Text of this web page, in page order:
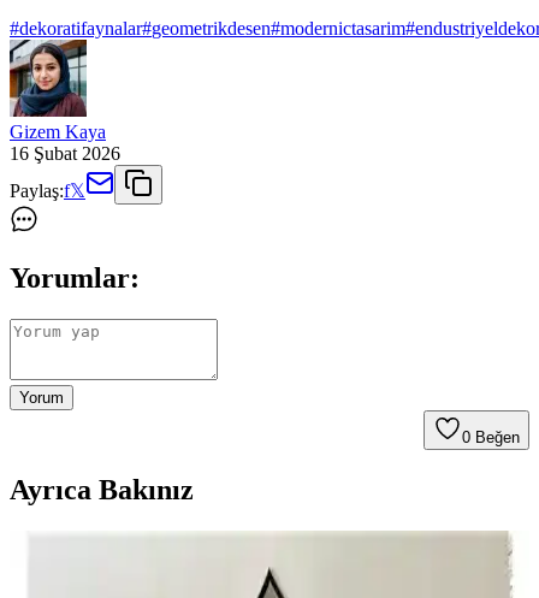
#dekoratifaynalar#geometrikdesen#modernictasarim#
Gizem Kaya
16 Şubat 2026
Paylaş:f𝕏
Yorumlar:
Yorum
0 Beğen
Ayrıca Bakınız
Modern ve Dayanıklı Geometrik Desenli Dekoratif
Ayna Seti - Şık İç Mekan Dekorasyonu İçin